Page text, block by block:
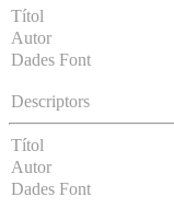
Títol
Autor
Dades Font
Descriptors
Títol
Autor
Dades Font